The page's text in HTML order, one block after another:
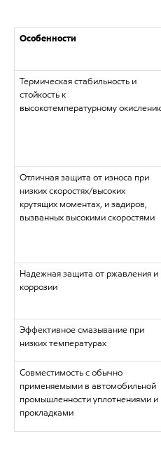
Особенности
Термическая стабильность и
стойкость к
высокотемпературному
Отличная защита от износа при
низких скоростях/высоких
крутящих моментах, и задиров,
вызванных высокими скоростями
Надежная защита от ржавления и
коррозии
Эффективное смазывание при
низких температурах
Совместимость с обычно
применяемыми в автомобильной
промышленности уплотнениями и
прокладками